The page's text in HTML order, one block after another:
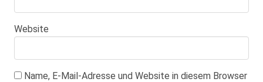
Website
Name, E-Mail-Adresse und Website in diesem Browser